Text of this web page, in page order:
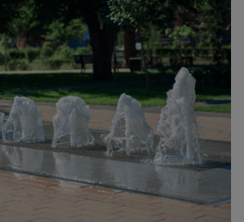
k.A.
undefined
Infos schließen